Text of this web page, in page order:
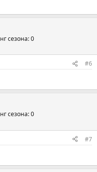
сезона: 0
#6
сезона: 0
#7